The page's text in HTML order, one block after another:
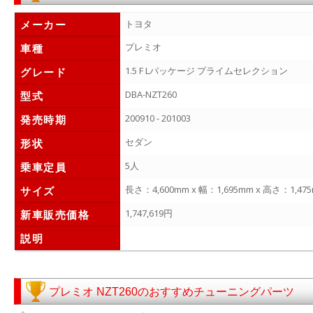
メーカー トヨタ
車種 プレミオ
グレード 1.5 F Lパッケージ プライムセレクション
型式 DBA-NZT260
発売時期 200910 - 201003
形状 セダン
乗車定員 5人
サイズ 長さ：4,600mm x 幅：1,695mm x 高さ：
新車販売価格 1,747,619円
説明
プレミオ NZT260のおすすめチューニングパーツ